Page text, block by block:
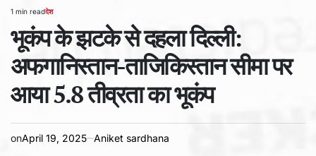
Estimated
time
1 min readPOSTED
देश
भूकंप के झटके से दहला दिल्ली:
अफगानिस्तान-ताजिकिस्तान सीमा पर
आया 5.8 तीव्रता का भूकंप
onApril 19, 2025 Aniket sardhana